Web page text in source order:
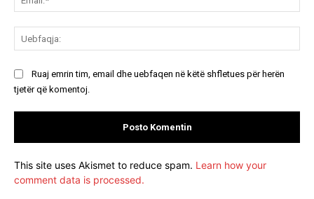
Ruaj emrin tim, email dhe uebfaqen në këtë shfletues për herën
tjetër që komentoj.
This site uses Akismet to reduce spam. Learn how your
comment data is processed.